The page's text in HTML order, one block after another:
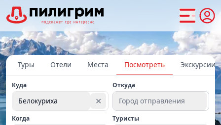
Туры Отели Места Посмотреть Экскурсии
Куда
Белокуриха ✕
Откуда
Город отправления
Когда Туристы